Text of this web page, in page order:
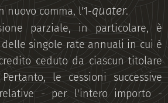
comma, l'1-quater.
parziale, in particolare, è
singole rate annuali in cui è
ceduto da ciascun titolare
le cessioni successive
- per l'intero importo -